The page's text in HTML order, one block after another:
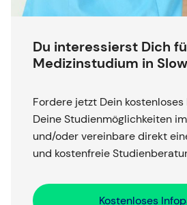
Du interessierst Dich
Medizinstudium in
Fordere jetzt Dein
Deine Studienmöglichkeiten
und/oder vereinbare direkt
und kostenfreie
Kostenloses